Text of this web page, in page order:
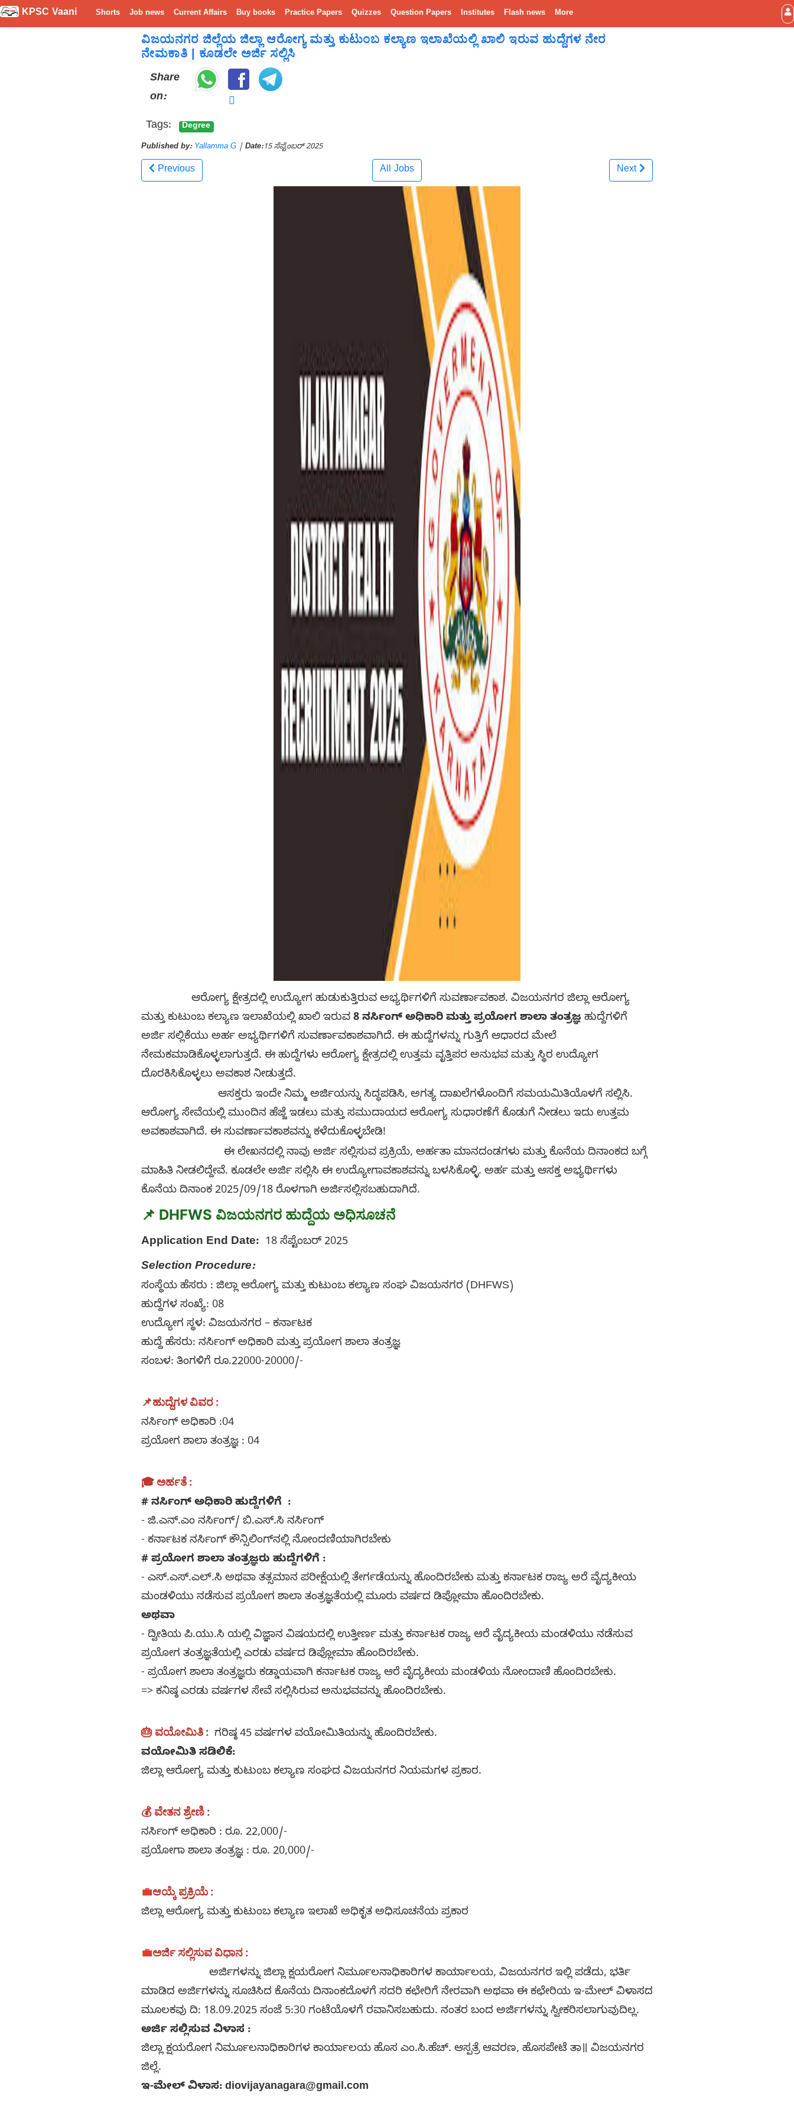
KPSC Vaani Shorts Job news Current Affairs Buy books Practice Papers Quizzes Question Papers Institutes Flash news More
ವಿಜಯನಗರ ಜಿಲ್ಲೆಯ ಜಿಲ್ಲಾ ಆರೋಗ್ಯ ಮತ್ತು ಕುಟುಂಬ ಕಲ್ಯಾಣ ಇಲಾಖೆಯಲ್ಲಿ ಖಾಲಿ ಇರುವ ಹುದ್ದೆಗಳ ನೇರ
ನೇಮಕಾತಿ | ಕೂಡಲೇ ಅರ್ಜಿ ಸಲ್ಲಿಸಿ
Share
on:
Tags:
Degree
Published by: Yallamma G | Date:15 ಸೆಪ್ಟೆಂಬರ್ 2025
Previous All Jobs Next
ಆರೋಗ್ಯ ಕ್ಷೇತ್ರದಲ್ಲಿ ಉದ್ಯೋಗ ಹುಡುಕುತ್ತಿರುವ ಅಭ್ಯರ್ಥಿಗಳಿಗೆ ಸುವರ್ಣಾವಕಾಶ. ವಿಜಯನಗರ ಜಿಲ್ಲಾ ಆರೋಗ್ಯ
ಮತ್ತು ಕುಟುಂಬ ಕಲ್ಯಾಣ ಇಲಾಖೆಯಲ್ಲಿ ಖಾಲಿ ಇರುವ 8 ನರ್ಸಿಂಗ್ ಅಧಿಕಾರಿ ಮತ್ತು ಪ್ರಯೋಗ ಶಾಲಾ ತಂತ್ರಜ್ಞ ಹುದ್ದೆಗಳಿಗೆ
ಅರ್ಜಿ ಸಲ್ಲಿಕೆಯು ಅರ್ಹ ಅಭ್ಯರ್ಥಿಗಳಿಗೆ ಸುವರ್ಣಾವಕಾಶವಾಗಿದೆ. ಈ ಹುದ್ದೆಗಳನ್ನು ಗುತ್ತಿಗೆ ಆಧಾರದ ಮೇಲೆ
ನೇಮಕಮಾಡಿಕೊಳ್ಳಲಾಗುತ್ತದೆ. ಈ ಹುದ್ದೆಗಳು ಆರೋಗ್ಯ ಕ್ಷೇತ್ರದಲ್ಲಿ ಉತ್ತಮ ವೃತ್ತಿಪರ ಅನುಭವ ಮತ್ತು ಸ್ಥಿರ ಉದ್ಯೋಗ
ದೊರಕಿಸಿಕೊಳ್ಳಲು ಅವಕಾಶ ನೀಡುತ್ತದೆ.
ಆಸಕ್ತರು ಇಂದೇ ನಿಮ್ಮ ಅರ್ಜಿಯನ್ನು ಸಿದ್ಧಪಡಿಸಿ, ಅಗತ್ಯ ದಾಖಲೆಗಳೊಂದಿಗೆ ಸಮಯಮಿತಿಯೊಳಗೆ ಸಲ್ಲಿಸಿ.
ಆರೋಗ್ಯ ಸೇವೆಯಲ್ಲಿ ಮುಂದಿನ ಹೆಜ್ಜೆ ಇಡಲು ಮತ್ತು ಸಮುದಾಯದ ಆರೋಗ್ಯ ಸುಧಾರಣೆಗೆ ಕೊಡುಗೆ ನೀಡಲು ಇದು ಉತ್ತಮ
ಅವಕಾಶವಾಗಿದೆ. ಈ ಸುವರ್ಣಾವಕಾಶವನ್ನು ಕಳೆದುಕೊಳ್ಳಬೇಡಿ!
ಈ ಲೇಖನದಲ್ಲಿ ನಾವು ಅರ್ಜಿ ಸಲ್ಲಿಸುವ ಪ್ರಕ್ರಿಯೆ, ಅರ್ಹತಾ ಮಾನದಂಡಗಳು ಮತ್ತು ಕೊನೆಯ ದಿನಾಂಕದ ಬಗ್ಗೆ
ಮಾಹಿತಿ ನೀಡಲಿದ್ದೇವೆ. ಕೂಡಲೇ ಅರ್ಜಿ ಸಲ್ಲಿಸಿ ಈ ಉದ್ಯೋಗಾವಕಾಶವನ್ನು ಬಳಸಿಕೊಳ್ಳಿ. ಅರ್ಹ ಮತ್ತು ಆಸಕ್ತ ಅಭ್ಯರ್ಥಿಗಳು
ಕೊನೆಯ ದಿನಾಂಕ 2025/09/18 ರೊಳಗಾಗಿ ಅರ್ಜಿಸಲ್ಲಿಸಬಹುದಾಗಿದೆ.
📌 DHFWS ವಿಜಯನಗರ ಹುದ್ದೆಯ ಅಧಿಸೂಚನೆ
Application End Date: 18 ಸೆಪ್ಟೆಂಬರ್ 2025
Selection Procedure:
ಸಂಸ್ಥೆಯ ಹೆಸರು : ಜಿಲ್ಲಾ ಆರೋಗ್ಯ ಮತ್ತು ಕುಟುಂಬ ಕಲ್ಯಾಣ ಸಂಘ ವಿಜಯನಗರ (DHFWS)
ಹುದ್ದೆಗಳ ಸಂಖ್ಯೆ: 08
ಉದ್ಯೋಗ ಸ್ಥಳ: ವಿಜಯನಗರ – ಕರ್ನಾಟಕ
ಹುದ್ದೆ ಹೆಸರು: ನರ್ಸಿಂಗ್ ಅಧಿಕಾರಿ ಮತ್ತು ಪ್ರಯೋಗ ಶಾಲಾ ತಂತ್ರಜ್ಞ
ಸಂಬಳ: ತಿಂಗಳಿಗೆ ರೂ.22000-20000/-
📌ಹುದ್ದೆಗಳ ವಿವರ :
ನರ್ಸಿಂಗ್ ಅಧಿಕಾರಿ :04
ಪ್ರಯೋಗ ಶಾಲಾ ತಂತ್ರಜ್ಞ : 04
🎓 ಅರ್ಹತೆ :
# ನರ್ಸಿಂಗ್ ಅಧಿಕಾರಿ ಹುದ್ದೆಗಳಿಗೆ :
- ಜಿ.ಎನ್.ಎಂ ನರ್ಸಿಂಗ್/ ಬಿ.ಎಸ್.ಸಿ ನರ್ಸಿಂಗ್
- ಕರ್ನಾಟಕ ನರ್ಸಿಂಗ್ ಕೌನ್ಸಿಲಿಂಗ್‌ನಲ್ಲಿ ನೋಂದಣಿಯಾಗಿರಬೇಕು
# ಪ್ರಯೋಗ ಶಾಲಾ ತಂತ್ರಜ್ಞರು ಹುದ್ದೆಗಳಿಗೆ :
- ಎಸ್.ಎಸ್.ಎಲ್.ಸಿ ಅಥವಾ ತತ್ಸಮಾನ ಪರೀಕ್ಷೆಯಲ್ಲಿ ತೇರ್ಗಡೆಯನ್ನು ಹೊಂದಿರಬೇಕು ಮತ್ತು ಕರ್ನಾಟಕ ರಾಜ್ಯ ಅರೆ ವೈದ್ಯಕೀಯ
ಮಂಡಳಿಯು ನಡೆಸುವ ಪ್ರಯೋಗ ಶಾಲಾ ತಂತ್ರಜ್ಞತೆಯಲ್ಲಿ ಮೂರು ವರ್ಷದ ಡಿಪ್ಲೋಮಾ ಹೊಂದಿರಬೇಕು.
ಅಥವಾ
- ದ್ವೀತಿಯ ಪಿ.ಯು.ಸಿ ಯಲ್ಲಿ ವಿಜ್ಞಾನ ವಿಷಯದಲ್ಲಿ ಉತ್ತೀರ್ಣ ಮತ್ತು ಕರ್ನಾಟಕ ರಾಜ್ಯ ಆರೆ ವೈದ್ಯಕೀಯ ಮಂಡಳಿಯು ನಡೆಸುವ
ಪ್ರಯೋಗ ತಂತ್ರಜ್ಞತೆಯಲ್ಲಿ ಎರಡು ವರ್ಷದ ಡಿಪ್ಲೋಮಾ ಹೊಂದಿರಬೇಕು.
- ಪ್ರಯೋಗ ಶಾಲಾ ತಂತ್ರಜ್ಞರು ಕಡ್ಡಾಯವಾಗಿ ಕರ್ನಾಟಕ ರಾಜ್ಯ ಆರೆ ವೈದ್ಯಕೀಯ ಮಂಡಳಿಯ ನೋಂದಾಣಿ ಹೊಂದಿರಬೇಕು.
=> ಕನಿಷ್ಠ ಎರಡು ವರ್ಷಗಳ ಸೇವೆ ಸಲ್ಲಿಸಿರುವ ಅನುಭವವನ್ನು ಹೊಂದಿರಬೇಕು.
🎂 ವಯೋಮಿತಿ : ಗರಿಷ್ಠ 45 ವರ್ಷಗಳ ವಯೋಮಿತಿಯನ್ನು ಹೊಂದಿರಬೇಕು.
ವಯೋಮಿತಿ ಸಡಿಲಿಕೆ:
ಜಿಲ್ಲಾ ಆರೋಗ್ಯ ಮತ್ತು ಕುಟುಂಬ ಕಲ್ಯಾಣ ಸಂಘದ ವಿಜಯನಗರ ನಿಯಮಗಳ ಪ್ರಕಾರ.
💰 ವೇತನ ಶ್ರೇಣಿ :
ನರ್ಸಿಂಗ್ ಅಧಿಕಾರಿ : ರೂ. 22,000/-
ಪ್ರಯೋಗಾ ಶಾಲಾ ತಂತ್ರಜ್ಞ : ರೂ. 20,000/-
💼ಆಯ್ಕೆ ಪ್ರಕ್ರಿಯೆ :
ಜಿಲ್ಲಾ ಆರೋಗ್ಯ ಮತ್ತು ಕುಟುಂಬ ಕಲ್ಯಾಣ ಇಲಾಖೆ ಅಧಿಕೃತ ಅಧಿಸೂಚನೆಯ ಪ್ರಕಾರ
💼ಅರ್ಜಿ ಸಲ್ಲಿಸುವ ವಿಧಾನ :
ಅರ್ಜಿಗಳನ್ನು ಜಿಲ್ಲಾ ಕ್ಷಯರೋಗ ನಿರ್ಮೂಲನಾಧಿಕಾರಿಗಳ ಕಾರ್ಯಾಲಯ, ವಿಜಯನಗರ ಇಲ್ಲಿ ಪಡೆದು, ಭರ್ತಿ
ಮಾಡಿದ ಅರ್ಜಿಗಳನ್ನು ಸೂಚಿಸಿದ ಕೊನೆಯ ದಿನಾಂಕದೊಳಗೆ ಸದರಿ ಕಛೇರಿಗೆ ನೇರವಾಗಿ ಅಥವಾ ಈ ಕಛೇರಿಯ ಇ-ಮೇಲ್ ವಿಳಾಸದ
ಮೂಲಕವು ದಿ: 18.09.2025 ಸಂಜೆ 5:30 ಗಂಟೆಯೊಳಗೆ ರವಾನಿಸಬಹುದು. ನಂತರ ಬಂದ ಅರ್ಜಿಗಳನ್ನು ಸ್ವೀಕರಿಸಲಾಗುವುದಿಲ್ಲ.
ಅರ್ಜಿ ಸಲ್ಲಿಸುವ ವಿಳಾಸ :
ಜಿಲ್ಲಾ ಕ್ಷಯರೋಗ ನಿರ್ಮೂಲನಾಧಿಕಾರಿಗಳ ಕಾರ್ಯಾಲಯ ಹೊಸ ಎಂ.ಸಿ.ಹೆಚ್. ಆಸ್ಪತ್ರೆ ಆವರಣ, ಹೊಸಪೇಟೆ ತಾ॥ ವಿಜಯನಗರ
ಜಿಲ್ಲೆ.
ಇ-ಮೇಲ್ ವಿಳಾಸ: diovijayanagara@gmail.com